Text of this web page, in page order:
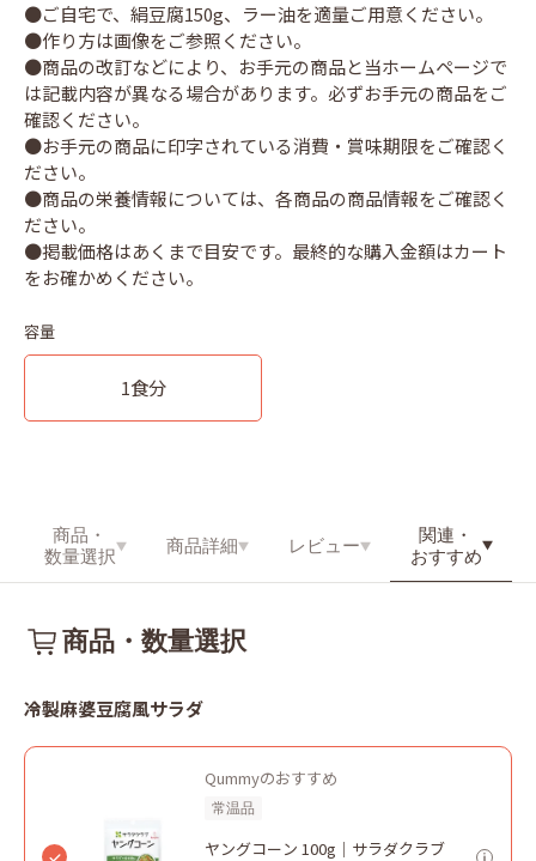
●ご自宅で、絹豆腐150g、ラー油を適量ご用意ください。
●作り方は画像をご参照ください。
●商品の改訂などにより、お手元の商品と当ホームページで
は記載内容が異なる場合があります。必ずお手元の商品をご
確認ください。
●お手元の商品に印字されている消費・賞味期限をご確認く
ださい。
●商品の栄養情報については、各商品の商品情報をご確認く
ださい。
●掲載価格はあくまで目安です。最終的な購入金額はカート
容量
1食分
商品・
数量選択
商品詳細 レビュー
関連・
おすすめ
商品・数量選択
冷製麻婆豆腐風サラダ
Qummyのおすすめ
常温品
ヤングコーン 100g｜サラダクラブ